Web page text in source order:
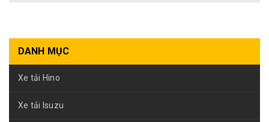
DANH MỤC
Xe tải Hino
Xe tải Isuzu